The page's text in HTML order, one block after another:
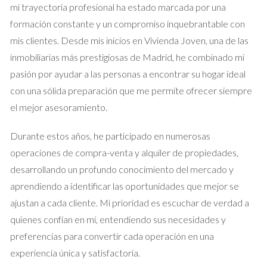
Preparación de la propiedad para la
venta
Una propiedad bien preparada puede marcar la diferencia
entre una venta rápida y una que se prolonga en el tiempo.
Realizar mejoras estratégicas puede aumentar
considerablemente el valor percibido de tu hogar. Considera
la posibilidad de realizar pequeñas renovaciones, como una
nueva capa de pintura o la modernización de la cocina y los
baños, donde los compradores a menudo centran su atención.
Además, la limpieza y el desorden son esenciales para
presentar un espacio atractivo, así que asegúrate de eliminar
cualquier objeto que pueda distraer a los potenciales
compradores.
Consejos para una preparación efectiva
Realiza una inspección previa para detectar problemas
mi trayectoria profesional ha estado marcada por una
formación constante y un compromiso inquebrantable con
mis clientes. Desde mis inicios en Vivienda Joven, una de las
inmobiliarias más prestigiosas de Madrid, he combinado mi
pasión por ayudar a las personas a encontrar su hogar ideal
con una sólida preparación que me permite ofrecer siempre
el mejor asesoramiento.
Durante estos años, he participado en numerosas
operaciones de compra-venta y alquiler de propiedades,
desarrollando un profundo conocimiento del mercado y
aprendiendo a identificar las oportunidades que mejor se
ajustan a cada cliente. Mi prioridad es escuchar de verdad a
quienes confían en mí, entendiendo sus necesidades y
preferencias para convertir cada operación en una
experiencia única y satisfactoria.